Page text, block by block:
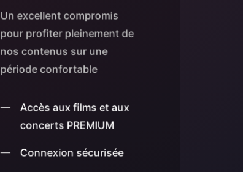
Un excellent compromis
pour profiter pleinement de
nos contenus sur une
période confortable
Accès aux films et aux
concerts PREMIUM
Connexion sécurisée